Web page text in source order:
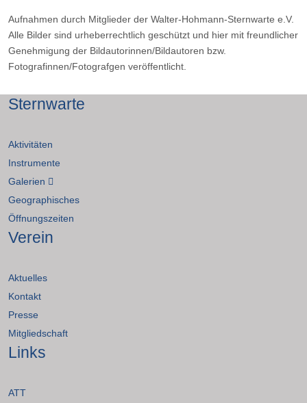
Aufnahmen durch Mitglieder der Walter-Hohmann-Sternwarte e.V.
Alle Bilder sind urheberrechtlich geschützt und hier mit freundlicher
Genehmigung der Bildautorinnen/Bildautoren bzw.
Fotografinnen/Fotografgen veröffentlicht.
Sternwarte
Aktivitäten
Instrumente
Galerien
Geographisches
Öffnungszeiten
Verein
Aktuelles
Kontakt
Presse
Mitgliedschaft
Links
ATT